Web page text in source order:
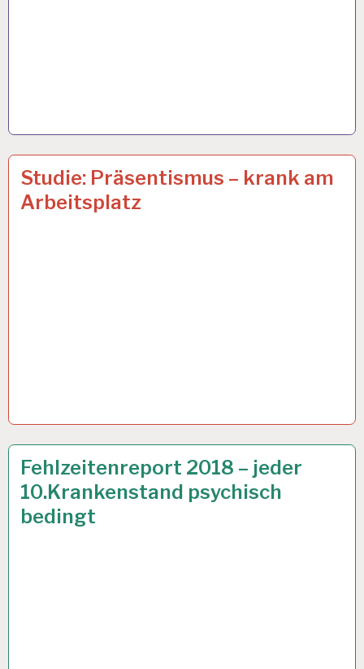
12-
STUNDEN-
ARBEITSTAG…
Studie: Präsentismus – krank am
Arbeitsplatz
19 DEZ. 2018
12-
STUNDEN-
ARBEITSTAG…
Fehlzeitenreport 2018 – jeder
10.Krankenstand psychisch
bedingt
12 DEZ. 2018